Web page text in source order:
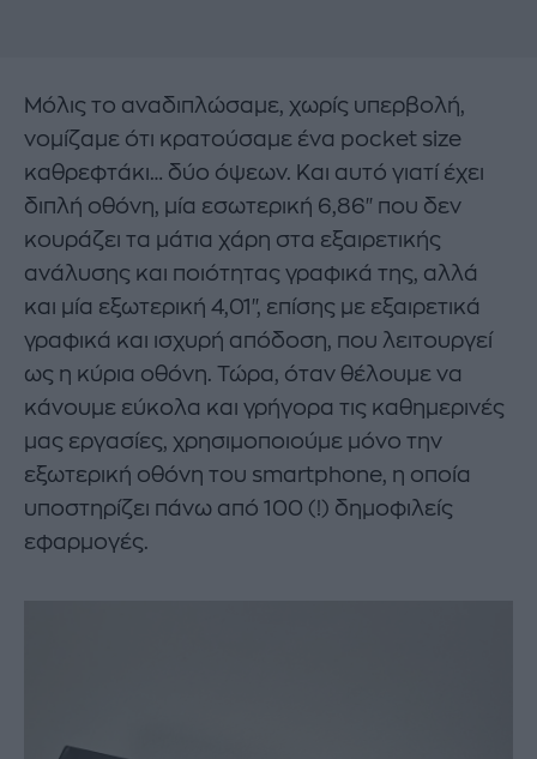
Μόλις το αναδιπλώσαμε, χωρίς υπερβολή,
νομίζαμε ότι κρατούσαμε ένα pocket size
καθρεφτάκι… δύο όψεων. Και αυτό γιατί έχει
διπλή οθόνη, μία εσωτερική 6,86" που δεν
κουράζει τα μάτια χάρη στα εξαιρετικής
ανάλυσης και ποιότητας γραφικά της, αλλά
και μία εξωτερική 4,01", επίσης με εξαιρετικά
γραφικά και ισχυρή απόδοση, που λειτουργεί
ως η κύρια οθόνη. Τώρα, όταν θέλουμε να
κάνουμε εύκολα και γρήγορα τις καθημερινές
μας εργασίες, χρησιμοποιούμε μόνο την
εξωτερική οθόνη του smartphone, η οποία
υποστηρίζει πάνω από 100 (!) δημοφιλείς
εφαρμογές.